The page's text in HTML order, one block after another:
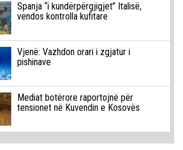
Spanja “i kundërpërgjigjet” Italisë,
vendos kontrolla kufitare
Vjenë: Vazhdon orari i zgjatur i
pishinave
Mediat botërore raportojnë për
tensionet në Kuvendin e Kosovës